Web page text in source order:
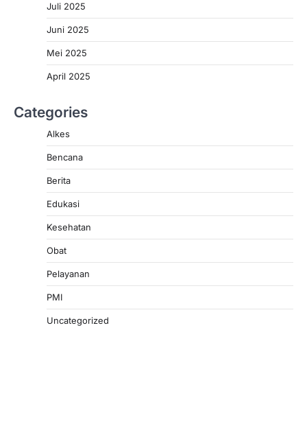
Juli 2025
Juni 2025
Mei 2025
April 2025
Categories
Alkes
Bencana
Berita
Edukasi
Kesehatan
Obat
Pelayanan
PMI
Uncategorized